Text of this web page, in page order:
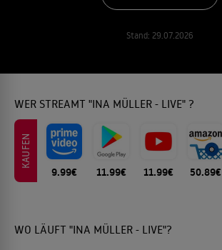
Stand: 29.07.2026
WER STREAMT "INA MÜLLER - LIVE" ?
KAUFEN
9.99€ 11.99€ 11.99€ 50.89€
WO LÄUFT "INA MÜLLER - LIVE"?